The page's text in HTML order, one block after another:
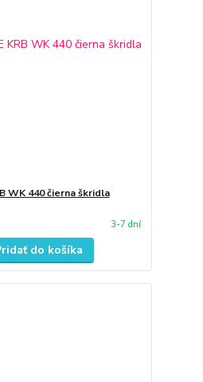
WK 440 čierna škridla
3-7 dní
do košíka